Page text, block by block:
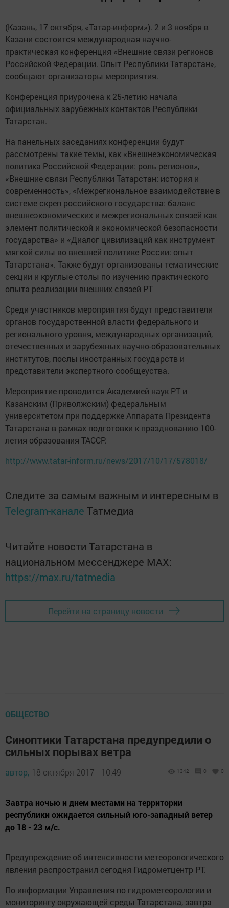
(Казань, 17 октября, «Татар-информ»). 2 и 3 ноября в
Казани состоится международная научно-
практическая конференция «Внешние связи регионов
Российской Федерации. Опыт Республики Татарстан»,
сообщают организаторы мероприятия.
Конференция приурочена к 25-летию начала
официальных зарубежных контактов Республики
Татарстан.
На панельных заседаниях конференции будут
рассмотрены такие темы, как «Внешнеэкономическая
политика Российской Федерации: роль регионов»,
«Внешние связи Республики Татарстан: история и
современность», «Межрегиональное взаимодействие в
системе скреп российского государства: баланс
внешнеэкономических и межрегиональных связей как
элемент политической и экономической безопасности
государства» и «Диалог цивилизаций как инструмент
мягкой силы во внешней политике России: опыт
Татарстана». Также будут организованы тематические
секции и круглые столы по изучению практического
опыта реализации внешних связей РТ
Среди участников мероприятия будут представители
органов государственной власти федерального и
регионального уровня, международных организаций,
отечественных и зарубежных научно-образовательных
институтов, послы иностранных государств и
представители экспертного сообщеyства.
Мероприятие проводится Академией наук РТ и
Казанским (Приволжским) федеральным
университетом при поддержке Аппарата Президента
Татарстана в рамках подготовки к празднованию 100-
летия образования ТАССР.
http://www.tatar-inform.ru/news/2017/10/17/578018/
Следите за самым важным и интересным в
Telegram-канале Татмедиа
Читайте новости Татарстана в
национальном мессенджере MАХ:
https://max.ru/tatmedia
Перейти на страницу новости
ОБЩЕСТВО
Синоптики Татарстана предупредили о
сильных порывах ветра
автор, 18 октября 2017 - 10:49 1342 0 0
Завтра ночью и днем местами на территории
республики ожидается сильный юго-западный ветер
до 18 - 23 м/с.
Предупреждение об интенсивности метеорологического
явления распространил сегодня Гидрометцентр РТ.
По информации Управления по гидрометеорологии и
мониторингу окружающей среды Татарстана, завтра